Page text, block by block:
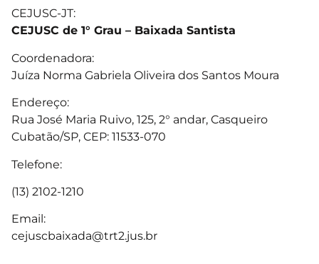
CEJUSC-JT:
CEJUSC de 1° Grau – Baixada Santista
Coordenadora:
Juíza Norma Gabriela Oliveira dos Santos Moura
Endereço:
Rua José Maria Ruivo, 125, 2° andar, Casqueiro
Cubatão/SP, CEP: 11533-070
Telefone:
(13) 2102-1210
Email:
cejuscbaixada@trt2.jus.br